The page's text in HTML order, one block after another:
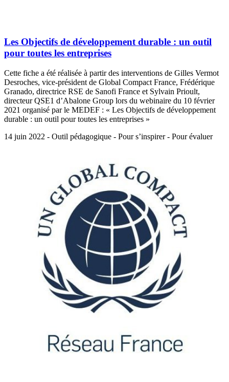
Les Objectifs de développement durable : un outil
pour toutes les entreprises
Cette fiche a été réalisée à partir des interventions de Gilles Vermot
Desroches, vice-président de Global Compact France, Frédérique
Granado, directrice RSE de Sanofi France et Sylvain Prioult,
directeur QSE1 d’Abalone Group lors du webinaire du 10 février
2021 organisé par le MEDEF : « Les Objectifs de développement
durable : un outil pour toutes les entreprises »
14 juin 2022 - Outil pédagogique - Pour s’inspirer - Pour évaluer